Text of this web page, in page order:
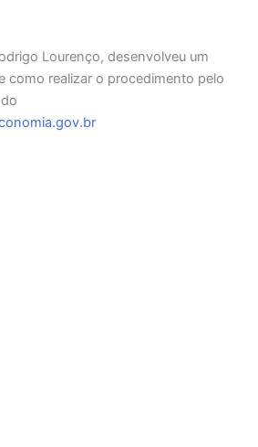
Lourenço, desenvolveu um
como realizar o procedimento pelo